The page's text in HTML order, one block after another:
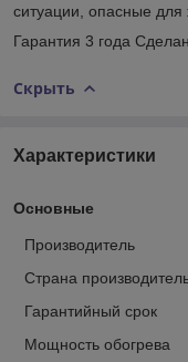
ситуации, опасные для
Гарантия 3 года
Скрыть
Характеристики
Основные
Производитель
Страна
Гарантийный срок
Мощность обогрева